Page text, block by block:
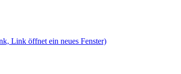
Link öffnet ein neues Fenster)